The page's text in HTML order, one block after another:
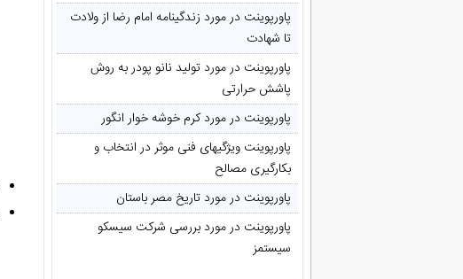
پاورپوینت در مورد زندگینامه امام رضا از ولادت
تا شهادت
پاورپوینت در مورد تولید نانو پودر به روش
پاشش حرارتی
پاورپوینت در مورد کرم خوشه خوار انگور
پاورپوینت ویژگیهای فنی موثر در انتخاب و
بکارگیری مصالح
پاورپوینت در مورد تاريخ مصر باستان
پاورپوینت در مورد بررسی شرکت سیسکو
سیستمز